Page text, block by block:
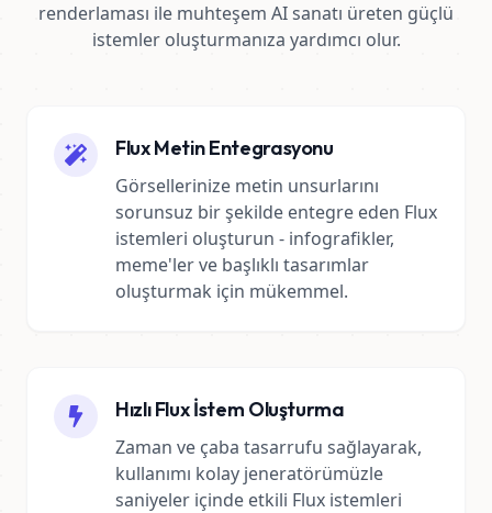
renderlaması ile muhteşem AI sanatı üreten güçlü
istemler oluşturmanıza yardımcı olur.
Flux Metin Entegrasyonu
Görsellerinize metin unsurlarını
sorunsuz bir şekilde entegre eden Flux
istemleri oluşturun - infografikler,
meme'ler ve başlıklı tasarımlar
oluşturmak için mükemmel.
Hızlı Flux İstem Oluşturma
Zaman ve çaba tasarrufu sağlayarak,
kullanımı kolay jeneratörümüzle
saniyeler içinde etkili Flux istemleri